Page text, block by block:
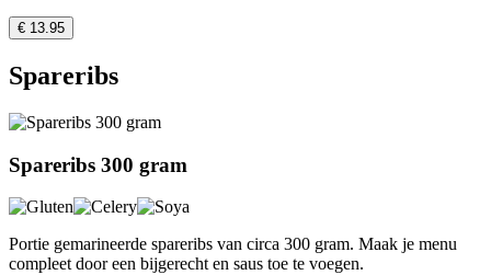
€ 13.95
Spareribs
Spareribs 300 gram
Portie gemarineerde spareribs van circa 300 gram. Maak je menu
compleet door een bijgerecht en saus toe te voegen.